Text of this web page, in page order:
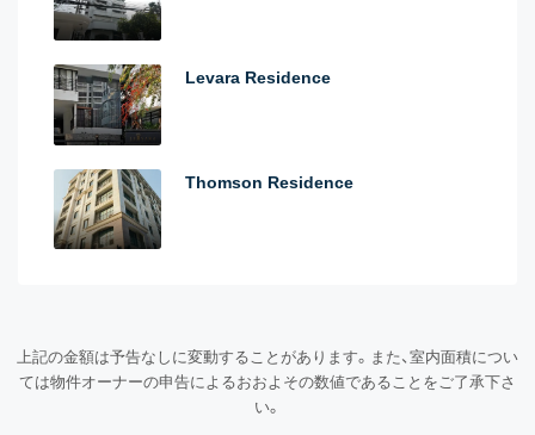
Levara Residence
Thomson Residence
上記の金額は予告なしに変動することがあります。また、室内面積につい
ては物件オーナーの申告によるおおよその数値であることをご了承下さ
い。